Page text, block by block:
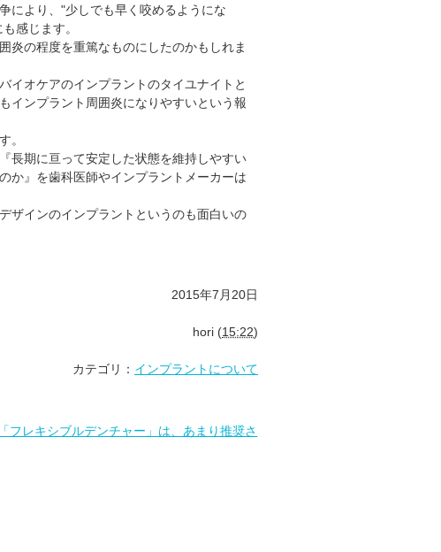
により、"少しでも早く咬めるようにな
感じます。
炎の程度を重篤なものにしたのかもしれま
イオケアのインプラントのタイユナイトと
インプラント周囲炎になりやすいという報
。
長期に亘って安定した状態を維持しやすい
か』を歯科医師やインプラントメーカーは
ザインのインプラントというのも面白いの
2015年7月20日
hori (15:22)
カテゴリ： インプラントについて
「フレキシブルデンチャー」は、あまり推奨さ